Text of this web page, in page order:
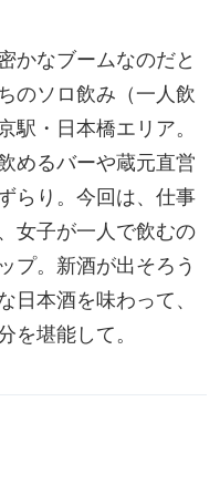
かなブームなのだと
のソロ飲み（一人飲
・日本橋エリア。
めるバーや蔵元直営
らり。今回は、仕事
女子が一人で飲むの
プ。新酒が出そろう
本酒を味わって、
堪能して。